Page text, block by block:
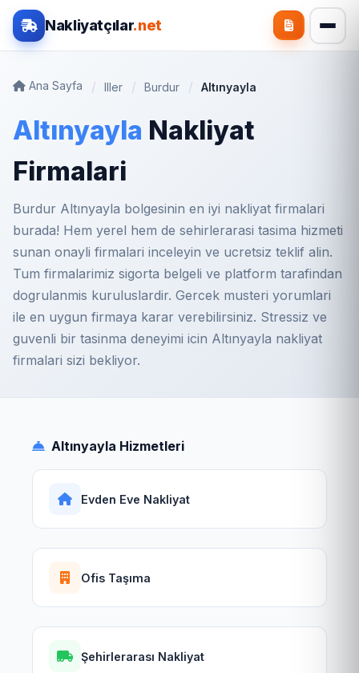
Nakliyatçılar.net
Ana Sayfa Iller Burdur Altınyayla
Altınyayla Nakliyat
Firmalari
Burdur Altınyayla bolgesinin en iyi nakliyat firmalari
burada! Hem yerel hem de sehirlerarasi tasima hizmeti
sunan onayli firmalari inceleyin ve ucretsiz teklif alin.
Tum firmalarimiz sigorta belgeli ve platform tarafindan
dogrulanmis kuruluslardir. Gercek musteri yorumlari
ile en uygun firmaya karar verebilirsiniz. Stressiz ve
guvenli bir tasinma deneyimi icin Altınyayla nakliyat
firmalari sizi bekliyor.
Altınyayla Hizmetleri
Evden Eve Nakliyat
Ofis Taşıma
Şehirlerarası Nakliyat